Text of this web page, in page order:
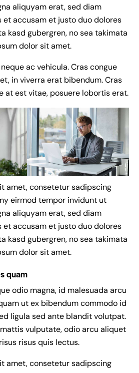
aliquyam erat, sed diam
et accusam et justo duo dolores
kasd gubergren, no sea takimata
dolor sit amet.
ac vehicula. Cras congue
in viverra erat bibendum. Cras
at est vitae, posuere lobortis erat.
amet, consetetur sadipscing
eirmod tempor invidunt ut
aliquyam erat, sed diam
et accusam et justo duo dolores
kasd gubergren, no sea takimata
dolor sit amet.
quam
odio magna, id malesuada arcu
ut ex bibendum commodo id
ligula sed ante blandit volutpat.
vulputate, odio arcu aliquet
risus quis lectus.
amet, consetetur sadipscing